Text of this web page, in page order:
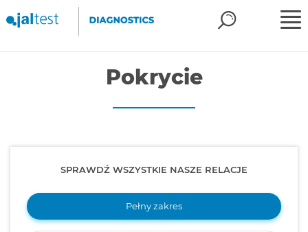
Pokrycie
SPRAWDŹ WSZYSTKIE NASZE RELACJE
Pełny zakres